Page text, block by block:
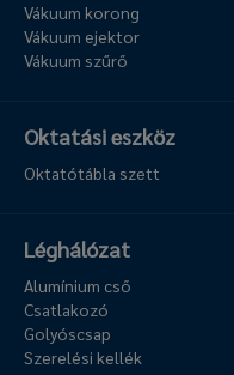
Vákuum korong
Vákuum ejektor
Vákuum szűrő
Oktatási eszköz
Oktatótábla szett
Léghálózat
Alumínium cső
Csatlakozó
Golyóscsap
Szerelési kellék